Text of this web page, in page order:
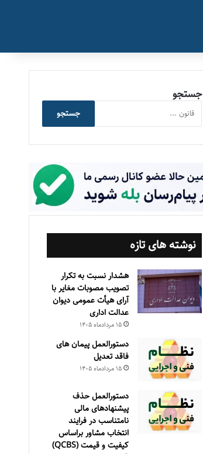
جستجو
جستجو
نوشته های تازه
هشدار نسبت به تکرار
تصویب مصوبات مغایر با
آرای هیأت عمومی دیوان
عدالت اداری
۱۵ مرداد‌ماه ۱۴۰۵
دستورالعمل پیمان های
فاقد تعدیل
۱۵ مرداد‌ماه ۱۴۰۵
دستورالعمل حذف
پيشنهادهای مالی
نامتناسب در فرايند
انتخاب مشاور براساس
كيفيت و قيمت (QCBS)